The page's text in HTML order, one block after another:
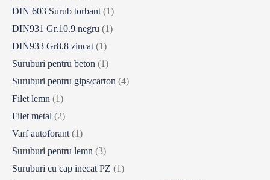
DIN 603 Surub torbant (1)
DIN931 Gr.10.9 negru (1)
DIN933 Gr8.8 zincat (1)
Suruburi pentru beton (1)
Suruburi pentru gips/carton (4)
Filet lemn (1)
Filet metal (2)
Varf autoforant (1)
Suruburi pentru lemn (3)
Suruburi cu cap inecat PZ (1)